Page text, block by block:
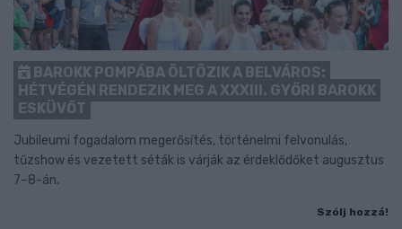
BAROKK POMPÁBA ÖLTÖZIK A BELVÁROS:
HÉTVÉGÉN RENDEZIK MEG A XXXIII. GYŐRI BAROKK
ESKÜVŐT
Jubileumi fogadalom megerősítés, történelmi felvonulás,
tűzshow és vezetett séták is várják az érdeklődőket augusztus
7–8-án.
Szólj hozzá!